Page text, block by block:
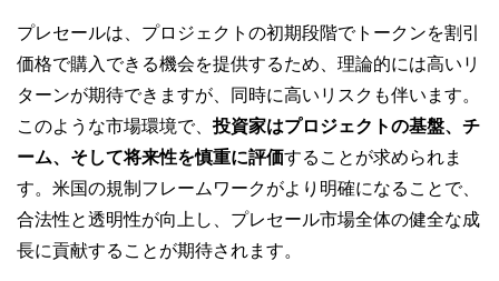
プレセールは、プロジェクトの初期段階でトークンを割引
価格で購入できる機会を提供するため、理論的には高いリ
ターンが期待できますが、同時に高いリスクも伴います。
このような市場環境で、 投資家はプロジェクトの基盤、チ
ーム、そして将来性を慎重に評価することが求められま
す。米国の規制フレームワークがより明確になることで、
合法性と透明性が向上し、プレセール市場全体の健全な成
長に貢献することが期待されます。